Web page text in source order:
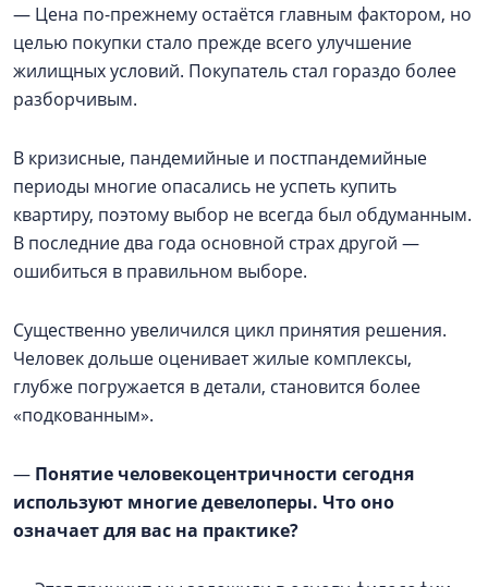
— Цена по-прежнему остаётся главным фактором, но
целью покупки стало прежде всего улучшение
жилищных условий. Покупатель стал гораздо более
разборчивым.
В кризисные, пандемийные и постпандемийные
периоды многие опасались не успеть купить
квартиру, поэтому выбор не всегда был обдуманным.
В последние два года основной страх другой —
ошибиться в правильном выборе.
Существенно увеличился цикл принятия решения.
Человек дольше оценивает жилые комплексы,
глубже погружается в детали, становится более
«подкованным».
— Понятие человекоцентричности сегодня
используют многие девелоперы. Что оно
означает для вас на практике?